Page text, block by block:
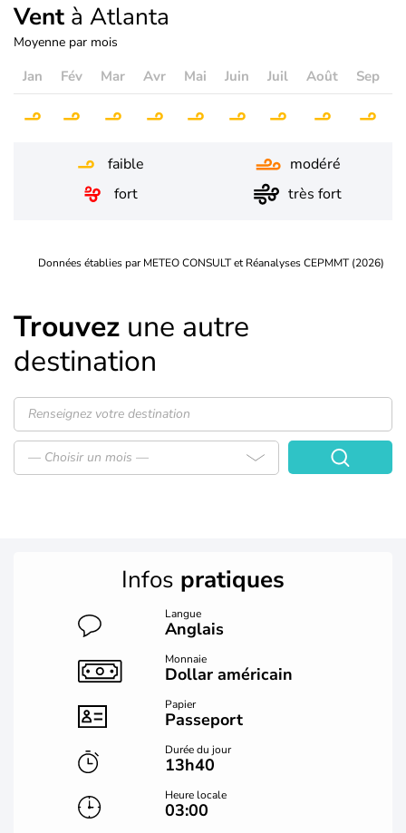
Vent à Atlanta
Moyenne par mois
Jan Fév Mar Avr Mai Juin Juil Août Sep
faible
modéré
fort
très fort
Données établies par METEO CONSULT et Réanalyses CEPMMT (2026)
Trouvez une autre
destination
— Choisir un mois —
Infos pratiques
Langue
Anglais
Monnaie
Dollar américain
Papier
Passeport
Durée du jour
13h40
Heure locale
03:00